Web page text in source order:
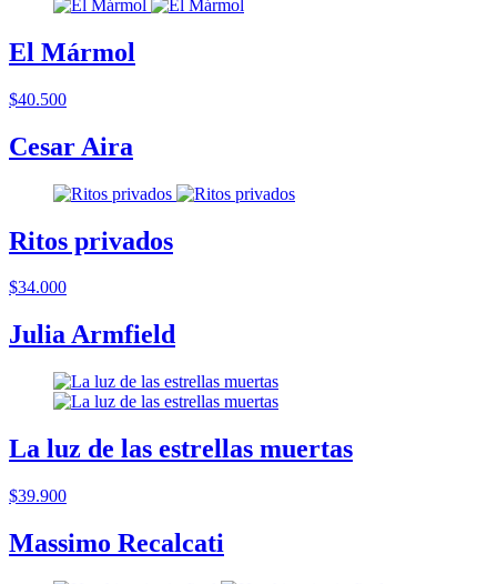
El Mármol
$40.500
Cesar Aira
Ritos privados
$34.000
Julia Armfield
La luz de las estrellas muertas
$39.900
Massimo Recalcati